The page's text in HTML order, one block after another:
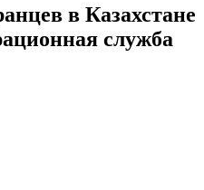
в Казахстане
служба